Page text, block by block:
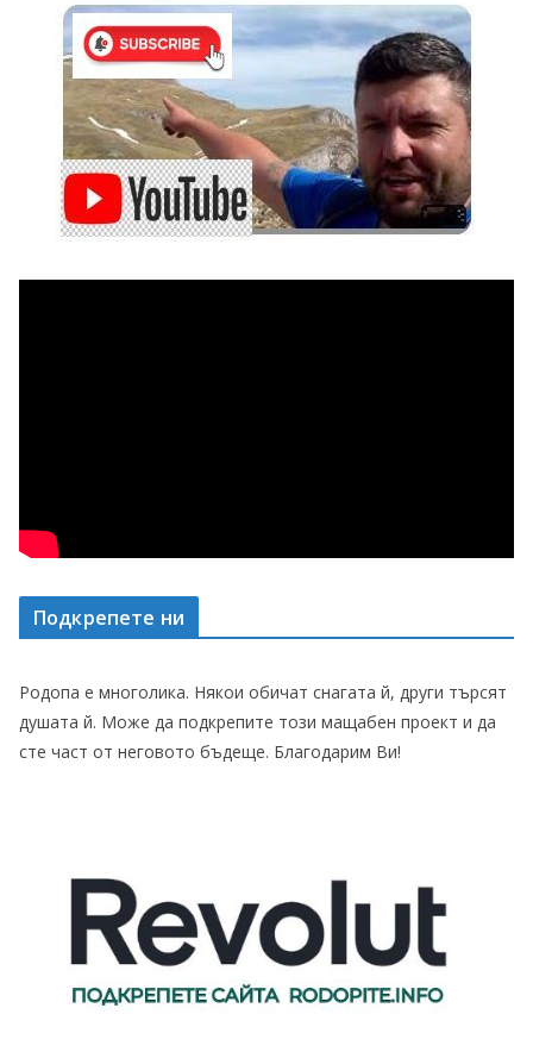
Подкрепете ни
Родопа е многолика. Някои обичат снагата й, други търсят
душата й. Може да подкрепите този мащабен проект и да
сте част от неговото бъдеще. Благодарим Ви!